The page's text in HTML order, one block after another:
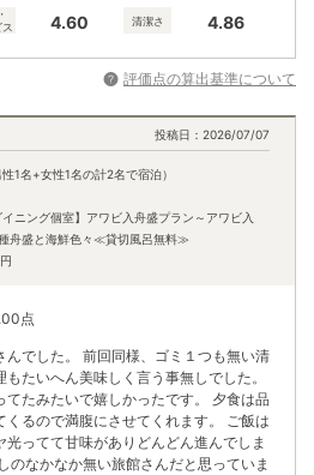
4.60 清潔さ 4.86
評価点の算出基準について
投稿日： 2026/07/07
1名+女性1名の計2名で宿泊）
イニング個室】アワビ入舟盛プラン～アワビ入
舟盛と海鮮色々≪貸切風呂無料≫
円
点
でした。 前回同様、ゴミ１つも無い清
たいへん美味しく言う事無しでした。
たみたいで嬉しかったです。 夕食は品
るので満腹にさせてくれます。 ご飯は
ってて甘味がありどんどん進んでしま
のなかなか無い旅館さんだと思っていま